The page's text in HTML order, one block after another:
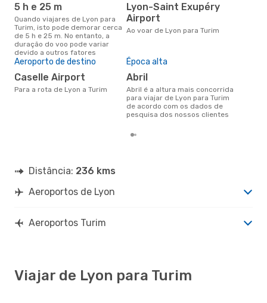
5 h e 25 m
Quando viajares de Lyon para
Turim, isto pode demorar cerca
de 5 h e 25 m. No entanto, a
duração do voo pode variar
devido a outros fatores
Lyon-Saint Exupéry
Airport
Ao voar de Lyon para Turim
Aeroporto de destino
Caselle Airport
Para a rota de Lyon a Turim
Época alta
abril
abril é a altura mais concorrida
para viajar de Lyon para Turim
de acordo com os dados de
pesquisa dos nossos clientes
Distância: 236 kms
Aeroportos de Lyon
Aeroportos Turim
Viajar de Lyon para Turim